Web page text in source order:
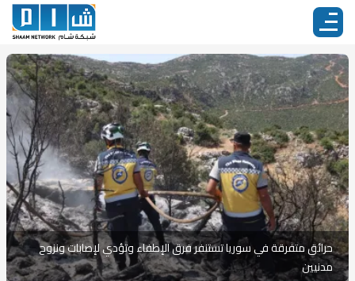
حرائق متفرقة في سوريا تستنفر فرق الإطفاء وتؤدي لإصابات ونزوح
مدنيين